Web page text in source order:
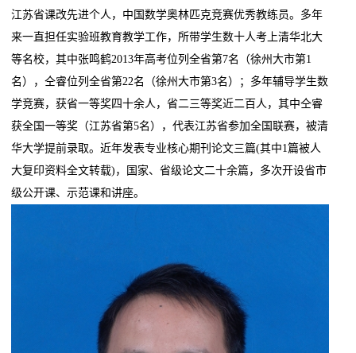
江苏省课改先进个人，中国数学奥林匹克竞赛优秀教练员。多年
来一直担任实验班教育教学工作，所带学生数十人考上清华北大
等名校，其中张鸣鹤2013年高考位列全省第7名（徐州大市第1
名），仝睿位列全省第22名（徐州大市第3名）；多年辅导学生数
学竞赛，获省一等奖四十余人，省二三等奖近二百人，其中仝睿
获全国一等奖（江苏省第5名），代表江苏省参加全国联赛，被清
华大学提前录取。近年发表专业核心期刊论文三篇(其中1篇被人
大复印资料全文转载)，国家、省级论文二十余篇，多次开设省市
级公开课、示范课和讲座。